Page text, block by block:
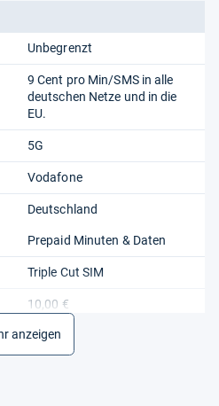
Unbegrenzt
9 Cent pro Min/SMS in alle
deutschen Netze und in die
EU.
5G
Vodafone
Deutschland
Prepaid Minuten & Daten
Triple Cut SIM
10,00 €
Deutschland
anzeigen